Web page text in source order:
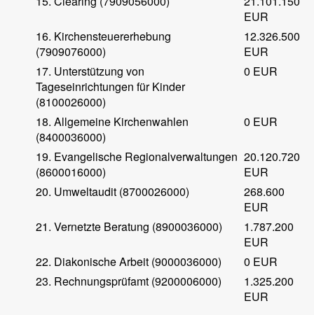
EUR
16. Kirchensteuererhebung
(7909076000)
12.326.500
EUR
17. Unterstützung von
Tageseinrichtungen für Kinder
(8100026000)
0 EUR
18. Allgemeine Kirchenwahlen
(8400036000)
0 EUR
19. Evangelische Regionalverwaltungen
(8600016000)
20.120.720
EUR
20. Umweltaudit (8700026000)
268.600
EUR
21. Vernetzte Beratung (8900036000)
1.787.200
EUR
22. Diakonische Arbeit (9000036000)
0 EUR
23. Rechnungsprüfamt (9200006000)
1.325.200
EUR